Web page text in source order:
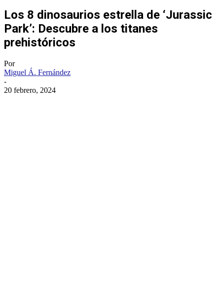
Los 8 dinosaurios estrella de ‘Jurassic
Park’: Descubre a los titanes
prehistóricos
Por
Miguel Á. Fernández
-
20 febrero, 2024